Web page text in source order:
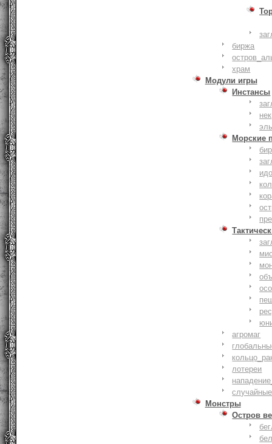
биржа
храм
Модули игры
Инстансы
Морские
агромаг
лотереи
Монстры
Остров